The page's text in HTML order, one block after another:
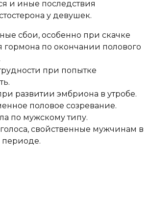
и иные последствия
у девушек.
сбои, особенно при скачке
по окончании полового
при попытке
развитии эмбриона в утробе.
половое созревание.
по мужскому типу.
свойственные мужчинам в